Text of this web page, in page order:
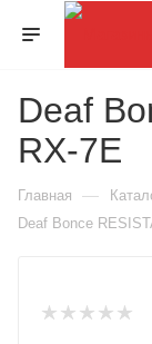
Deaf
RX-7E
Главная —
Deaf Bonce